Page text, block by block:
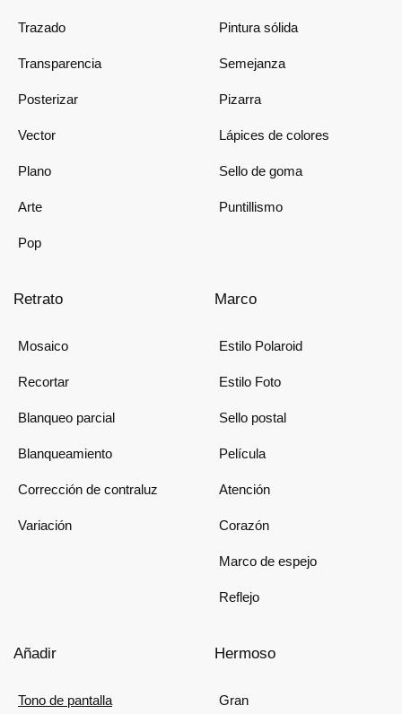
Trazado
Transparencia
Posterizar
Vector
Plano
Arte
Pop
Pintura sólida
Semejanza
Pizarra
Lápices de colores
Sello de goma
Puntillismo
Retrato
Mosaico
Recortar
Blanqueo parcial
Blanqueamiento
Corrección de contraluz
Variación
Marco
Estilo Polaroid
Estilo Foto
Sello postal
Película
Atención
Corazón
Marco de espejo
Reflejo
Añadir
Tono de pantalla
Hermoso
Gran